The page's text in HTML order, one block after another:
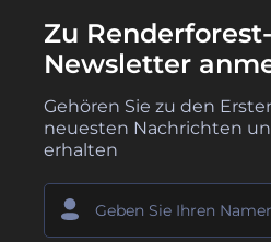
Zu Renderforest-
Newsletter
Gehören Sie zu den
neuesten Nachrichten
erhalten